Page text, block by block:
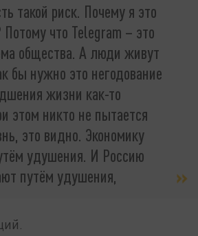
такой риск. Почему я это
Потому что Telegram – это
общества. А люди живут
бы нужно это негодование
жизни как-то
этом никто не пытается
это видно. Экономику
удушения. И Россию
путём удушения,